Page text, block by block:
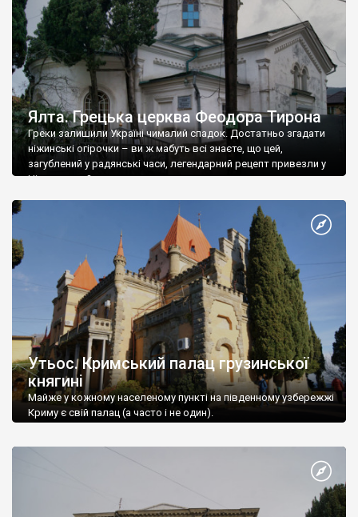
Ялта. Грецька церква Феодора Тирона
Греки залишили Україні чималий спадок. Достатньо згадати
ніжинські огірочки – ви ж мабуть всі знаєте, що цей,
загублений у радянські часи, легендарний рецепт привезли у
Ніжин греки?
Утьос. Кримський палац грузинської
княгині
Майже у кожному населеному пункті на південному узбережжі
Криму є свій палац (а часто і не один).